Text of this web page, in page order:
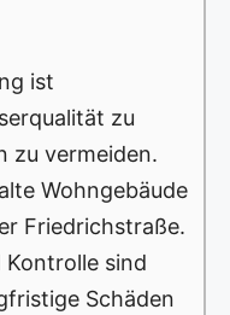
ist
zu
zu vermeiden.
Wohngebäude
Friedrichstraße.
Kontrolle sind
Schäden